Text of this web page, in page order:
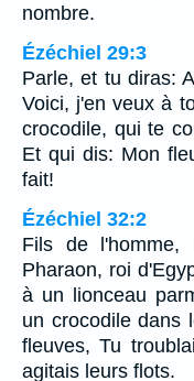
nombre.
Ézéchiel 29:3
Parle, et tu diras:
Voici, j'en veux à
crocodile, qui te
Et qui dis: Mon
fait!
Ézéchiel 32:2
Fils de l'homme,
Pharaon, roi
à un lionceau
un crocodile dans
fleuves, Tu
agitais leurs flots.